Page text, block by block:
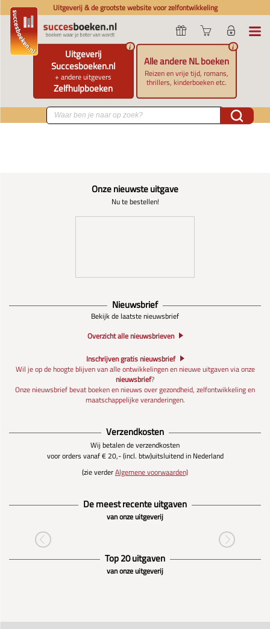
Uitgeverij & de grootste website voor zelfontwikkeling
Uitgeverij
Succesboeken.nl
+ andere uitgevers
Zelfhulpboeken
i
Alle andere NL boeken
Reizen en vrije tijd, romans,
thrillers, kinderboeken etc.
i
Onze nieuwste uitgave
Nu te bestellen!
Nieuwsbrief
Bekijk de laatste nieuwsbrief
Overzicht alle nieuwsbrieven
Inschrijven gratis nieuwsbrief
Wil je op de hoogte blijven van alle ontwikkelingen en nieuwe uitgaven via onze
nieuwsbrief?
Onze nieuwsbrief bevat boeken en nieuws over gezondheid, zelfontwikkeling en
maatschappelijke veranderingen.
Verzendkosten
Wij betalen de verzendkosten
voor orders vanaf € 20,- (incl. btw)uitsluitend in Nederland
(zie verderAlgemene voorwaarden)
De meest recente uitgaven
van onze uitgeverij
Top 20 uitgaven
van onze uitgeverij